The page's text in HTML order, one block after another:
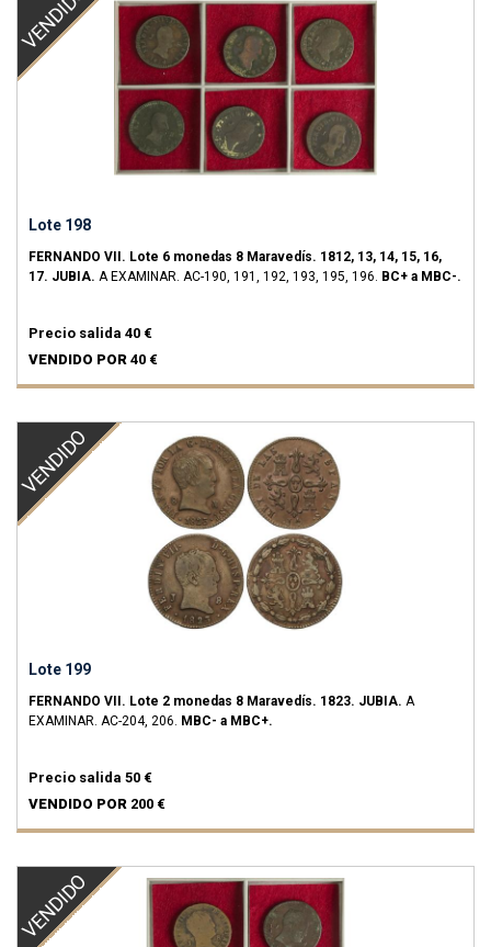
VENDIDO
Lote 198
FERNANDO VII. Lote 6 monedas 8 Maravedís. 1812, 13, 14, 15, 16,
17. JUBIA. A EXAMINAR. AC-190, 191, 192, 193, 195, 196. BC+ a MBC-.
Precio salida 40 €
VENDIDO POR 40 €
VENDIDO
Lote 199
FERNANDO VII. Lote 2 monedas 8 Maravedís. 1823. JUBIA. A
EXAMINAR. AC-204, 206. MBC- a MBC+.
Precio salida 50 €
VENDIDO POR 200 €
VENDIDO